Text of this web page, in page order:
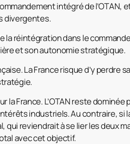
intégré de l’OTAN,
divergentes.
laréintégration dans le
et son autonomie stratégique.
La France risque d’y perdre
France. L’OTAN reste dominée
industriels. Au contraire, si
reviendrait à se lier les deux
avec cet objectif.